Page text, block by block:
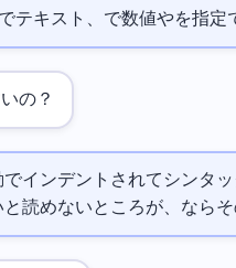
けばOK。=でテキスト、:=で数値やboolを指定でき
の？
インデントされてシンタ
いと読めないところが、HTTPieな